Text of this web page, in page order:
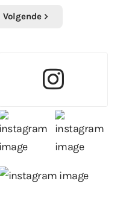
Volgende